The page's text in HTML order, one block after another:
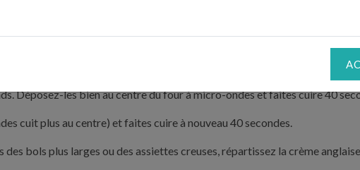
les blancs en neige pas trop fermes, ajoutez 15g de sucre et
et chauffez à feu moyen pour commencer la cuisson du caramel.
Déposez-les bien au centre du four à micro-ondes et faites cuire 40
cuit plus au centre) et faites cuire à nouveau 40 secondes.
bols plus larges ou des assiettes creuses, répartissez la crème